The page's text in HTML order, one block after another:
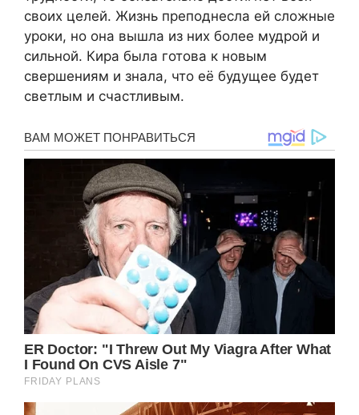
своих целей. Жизнь преподнесла ей сложные
уроки, но она вышла из них более мудрой и
сильной. Кира была готова к новым
свершениям и знала, что её будущее будет
светлым и счастливым.